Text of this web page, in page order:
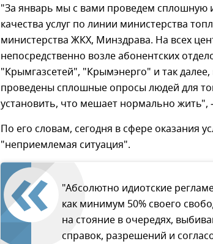
"За январь мы с вами проведем сплошную
качества услуг по линии министерства
министерства ЖКХ, Минздрава. На всех
непосредственно возле абонентских
"Крымгазсетей", "Крымэнерго" и так
проведены сплошные опросы людей для
установить, что мешает нормально жить",
По его словам, сегодня в сфере оказания
"неприемлемая ситуация".
"Абсолютно идиотские
как минимум 50% своего
на стояние в очередях,
справок, разрешений и